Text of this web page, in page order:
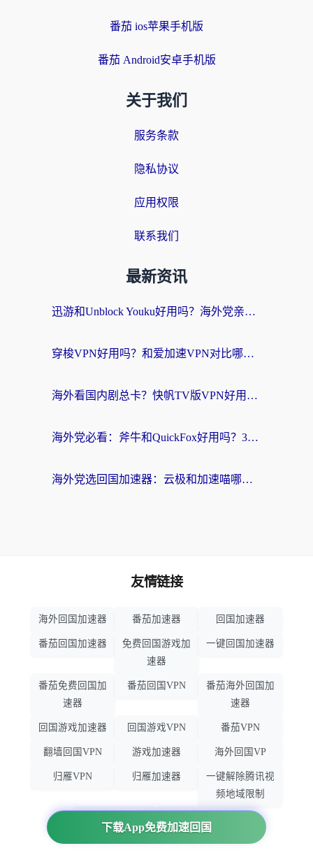
番茄 ios苹果手机版
番茄 Android安卓手机版
关于我们
服务条款
隐私协议
应用权限
联系我们
最新资讯
迅游和Unblock Youku好用吗？海外党亲测：3个维度教你选对回国加速器
穿梭VPN好用吗？和爱加速VPN对比哪个回国效果更好？海外党必看的实用指南
海外看国内剧总卡？快帆TV版VPN好用吗？和海牛VPN对比哪个回国效果更好？
海外党必看：斧牛和QuickFox好用吗？3步选对回国加速器，无缝刷国内剧玩游戏
海外党选回国加速器：云极和加速喵哪个好？附3款热门工具实测对比
下载App免费加速回国
友情链接
海外回国加速器 番茄加速器 回国加速器
番茄回国加速器
免费回国游戏加
速器
一键回国加速器
番茄免费回国加
速器
番茄回国VPN
番茄海外回国加
速器
回国游戏加速器 回国游戏VPN 番茄VPN
翻墙回国VPN 游戏加速器 海外回国VP
归雁VPN 归雁加速器
一键解除腾讯视
频地域限制
回国VPN推荐 回国VPN